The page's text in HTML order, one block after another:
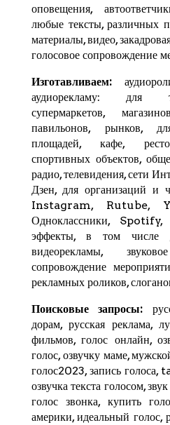
оповещения,
любые тексты, различных
материалы, видео,
голосовое сопровождение
Изготавливаем:
аудиорекламу: для
супермаркетов,
павильонов, рынков,
площадей, кафе,
спортивных объектов,
радио, телевидения, сети
Дзен, для организаций и
Instagram, Rutube,
Одноклассники, Spotify,
эффекты, в том числе
видеорекламы,
сопровождение
рекламных роликов,
Поисковые запросы:
дорам, русская реклама,
фильмов, голос онлайн,
голос, озвучку маме,
голос2023, запись голоса,
озвучка текста голосом,
голос звонка, купить
америки, идеальный голос,